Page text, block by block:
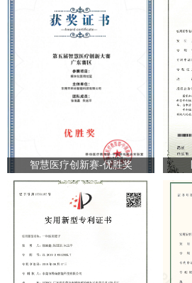
智慧医疗创新赛-优胜奖